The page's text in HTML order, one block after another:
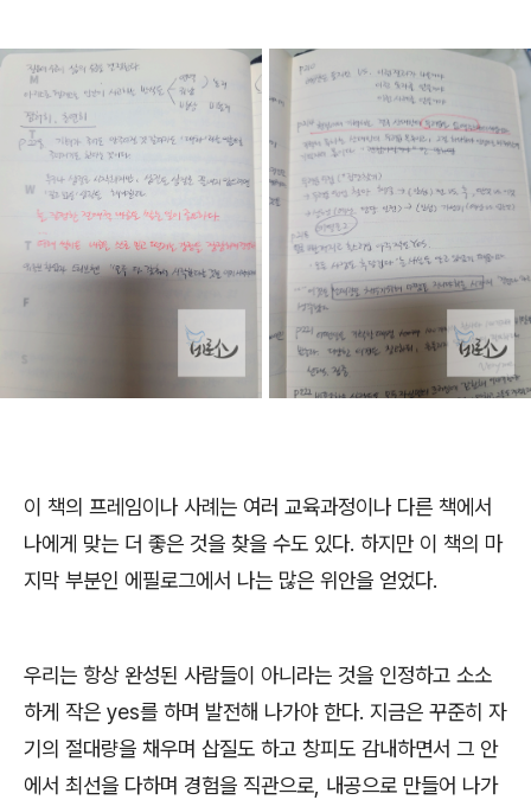
이 책의 프레임이나 사례는 여러 교육과정이나 다른 책에서
나에게 맞는 더 좋은 것을 찾을 수도 있다. 하지만 이 책의 마
지막 부분인 에필로그에서 나는 많은 위안을 얻었다.
우리는 항상 완성된 사람들이 아니라는 것을 인정하고 소소
하게 작은 yes를 하며 발전해 나가야 한다. 지금은 꾸준히 자
기의 절대량을 채우며 삽질도 하고 창피도 감내하면서 그 안
에서 최선을 다하며 경험을 직관으로, 내공으로 만들어 나가